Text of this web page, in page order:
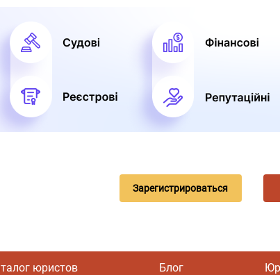
Зарегистрироваться
юристов Блог